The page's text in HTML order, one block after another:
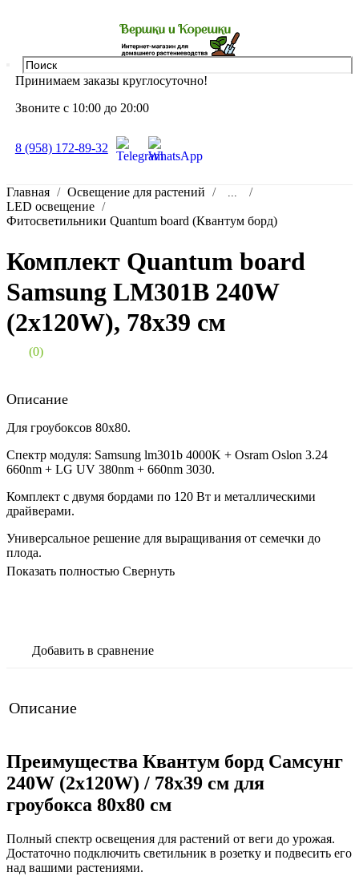
Принимаем заказы круглосуточно!
Звоните с 10:00 до 20:00
8 (958) 172-89-32
Главная Освещение для растений ...
LED освещение
Фитосветильники Quantum board (Квантум борд)
Комплект Quantum board
Samsung LM301B 240W
(2x120W), 78x39 см
(0)
Добавить в сравнение
Описание
Для гроубоксов 80х80.
Спектр модуля: Samsung lm301b 4000K + Osram Oslon 3.24
660nm + LG UV 380nm + 660nm 3030.
Комплект с двумя бордами по 120 Вт и металлическими
драйверами.
Универсальное решение для выращивания от семечки до
плода.
Показать полностью Свернуть
Описание
Преимущества Квантум борд Самсунг
240W (2x120W) / 78x39 см для
гроубокса 80х80 см
Полный спектр освещения для растений от веги до урожая.
Достаточно подключить светильник в розетку и подвесить его
над вашими растениями.